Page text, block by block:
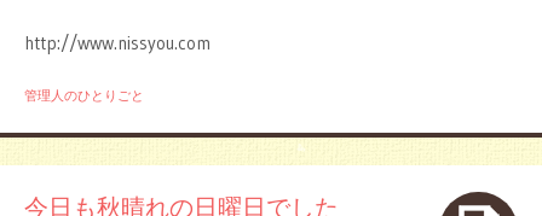
http://www.nissyou.com
管理人のひとりごと
今日も秋晴れの日曜日でした